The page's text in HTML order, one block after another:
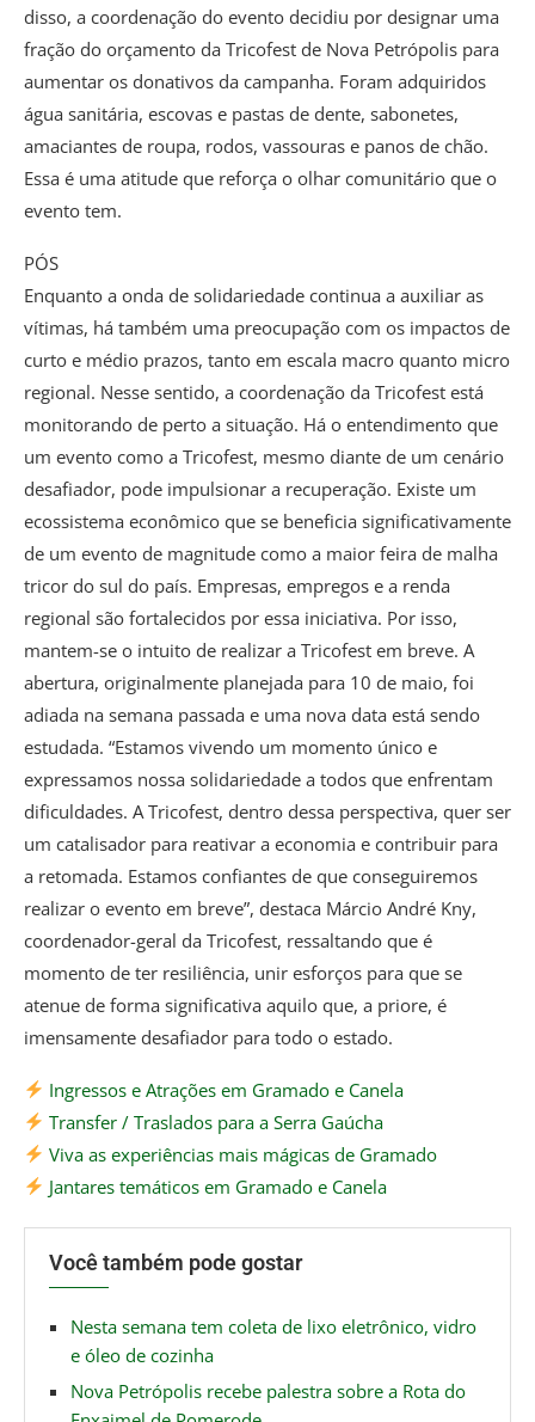
disso, a coordenação do evento decidiu por designar uma
fração do orçamento da Tricofest de Nova Petrópolis para
aumentar os donativos da campanha. Foram adquiridos
água sanitária, escovas e pastas de dente, sabonetes,
amaciantes de roupa, rodos, vassouras e panos de chão.
Essa é uma atitude que reforça o olhar comunitário que o
evento tem.
PÓS
Enquanto a onda de solidariedade continua a auxiliar as
vítimas, há também uma preocupação com os impactos de
curto e médio prazos, tanto em escala macro quanto micro
regional. Nesse sentido, a coordenação da Tricofest está
monitorando de perto a situação. Há o entendimento que
um evento como a Tricofest, mesmo diante de um cenário
desafiador, pode impulsionar a recuperação. Existe um
ecossistema econômico que se beneficia significativamente
de um evento de magnitude como a maior feira de malha
tricor do sul do país. Empresas, empregos e a renda
regional são fortalecidos por essa iniciativa. Por isso,
mantem-se o intuito de realizar a Tricofest em breve. A
abertura, originalmente planejada para 10 de maio, foi
adiada na semana passada e uma nova data está sendo
estudada. “Estamos vivendo um momento único e
expressamos nossa solidariedade a todos que enfrentam
dificuldades. A Tricofest, dentro dessa perspectiva, quer ser
um catalisador para reativar a economia e contribuir para
a retomada. Estamos confiantes de que conseguiremos
realizar o evento em breve”, destaca Márcio André Kny,
coordenador-geral da Tricofest, ressaltando que é
momento de ter resiliência, unir esforços para que se
atenue de forma significativa aquilo que, a priore, é
imensamente desafiador para todo o estado.
Ingressos e Atrações em Gramado e Canela
Transfer / Traslados para a Serra Gaúcha
Viva as experiências mais mágicas de Gramado
Jantares temáticos em Gramado e Canela
Você também pode gostar
Nesta semana tem coleta de lixo eletrônico, vidro
e óleo de cozinha
Nova Petrópolis recebe palestra sobre a Rota do